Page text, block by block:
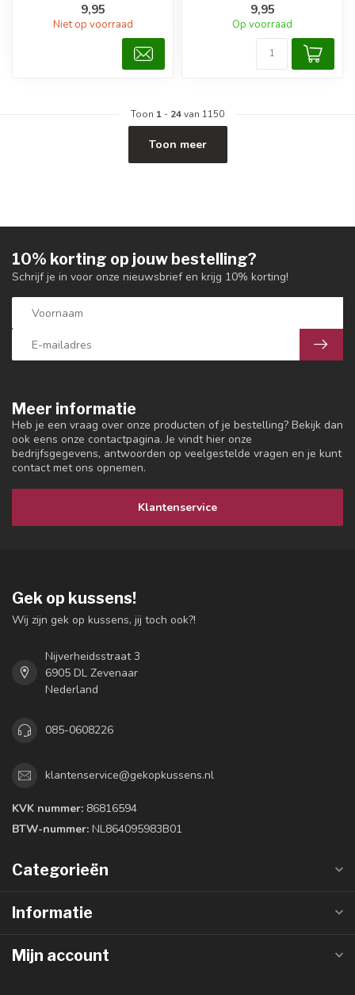
9,95
Niet op voorraad
9,95
Op voorraad
Toon 1 - 24van 1150
Toon meer
Meer informatie
Heb je een vraag over onze producten of je bestelling? Bekijk dan
ook eens onze contactpagina. Je vindt hier onze
bedrijfsgegevens, antwoorden op veelgestelde vragen en je kunt
contact met ons opnemen.
Klantenservice
10% korting op jouw bestelling?
Schrijf je in voor onze nieuwsbrief en krijg 10% korting!
Gek op kussens!
Wij zijn gek op kussens, jij toch ook?!
Nijverheidsstraat 3
6905 DL Zevenaar
Nederland
085-0608226
klantenservice@gekopkussens.nl
KVK nummer: 86816594
BTW-nummer: NL864095983B01
Categorieën
Informatie
Mijn account